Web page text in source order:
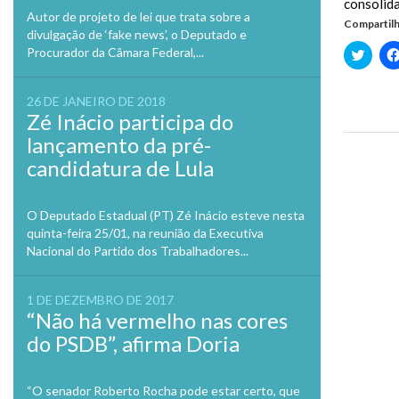
Autor de projeto de lei que trata sobre a
divulgação de ‘fake news’, o Deputado e
Procurador da Câmara Federal,...
26 DE JANEIRO DE 2018
Zé Inácio participa do
lançamento da pré-
candidatura de Lula
O Deputado Estadual (PT) Zé Inácio esteve nesta
quinta-feira 25/01, na reunião da Executiva
Nacional do Partido dos Trabalhadores...
1 DE DEZEMBRO DE 2017
“Não há vermelho nas cores
do PSDB”, afirma Doria
“O senador Roberto Rocha pode estar certo, que
Clique
para